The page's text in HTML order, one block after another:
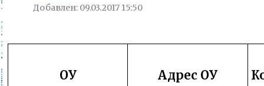
Добавлен: 09.03.2017 15:50
ОУ Адрес ОУ